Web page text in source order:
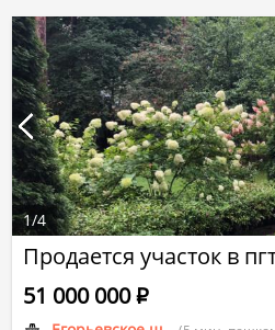
Продается участок в
51 000 000Р
1/4